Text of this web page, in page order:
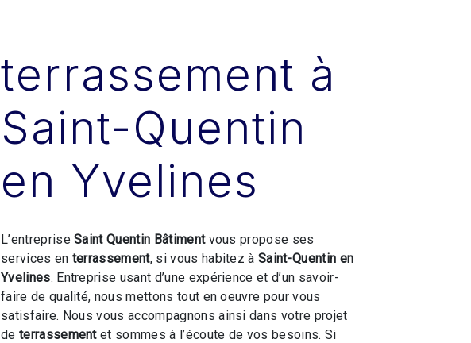
terrassement à
Saint-Quentin
en Yvelines
L’entrepriseSaint Quentin Bâtimentvous propose ses
services en terrassement, si vous habitez àSaint-Quentin en
Yvelines. Entreprise usant d’une expérience et d’un savoir-
faire de qualité, nous mettons tout en oeuvre pour vous
satisfaire. Nous vous accompagnons ainsi dans votre projet
de terrassementet sommes à l’écoute de vos besoins. Si